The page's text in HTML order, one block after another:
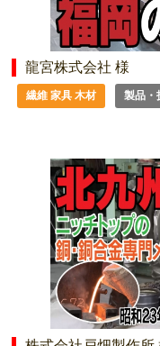
龍宮株式会社 様
繊維 家具 木材 製品・